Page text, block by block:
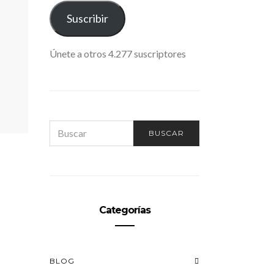
ELECTRÓNICO
Suscribir
Únete a otros 4.277 suscriptores
FOR:
BUSCAR
Categorías
BLOG